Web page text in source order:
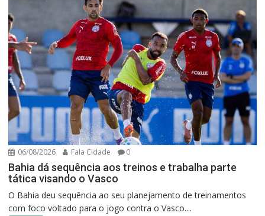
06/08/2026 Fala Cidade 0
Bahia dá sequência aos treinos e trabalha parte
tática visando o Vasco
O Bahia deu sequência ao seu planejamento de treinamentos
com foco voltado para o jogo contra o Vasco....